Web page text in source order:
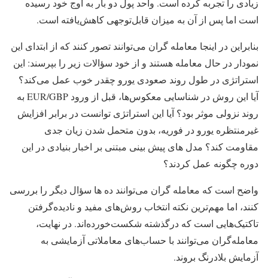
زیادی را تجربه کرده است. واحد پول دو بار به اوج خود رسیده
است اما پس از آن به میزان قابل‌توجهی کاهش‌یافته است.
بنابراین در اینجا معامله گران می‌توانند تصور کنند که از ابتدای این
نمودار در حال معامله هستند و از خود سؤالات زیر را بپرسند: این
استراتژی در طول روند صعودی یورو چقدر خوب عمل می‌کند؟
آیا این روش در شناسایی معکوس‌ها، قبل از ورود EUR/GBP به
روند نزولی موثر بود؟ آیا این استراتژی توانست در برابر افزایش
غیرمنتظره یورو در فوریه، بدون متحمل شدن زیان جدی
مقاومت کند؟ مدل های پیش بینی مبتنی بر اخبار بنیادی در این
دوره چگونه عمل کردند؟
واضح است که معامله گران می‌توانند ده ها سؤال دیگر را بررسی
کنند، اما مهم‌ترین نکته انتخاب روش‌های مفید و نادیده‌گرفتن
تاکتیک‌هایی است که درگذشته شکست‌خورده‌اند. در نهایت،
معامله‌گران می‌توانند با حساب‌های معاملاتی آزمایشی به
آزمایش بلادرنگ بروند.